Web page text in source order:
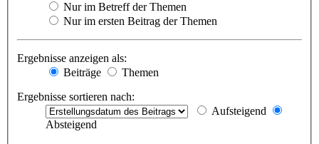
Nur im Betreff der Themen
Nur im ersten Beitrag der Themen
Ergebnisse anzeigen als:
Beiträge
Themen
Ergebnisse sortieren nach:
Aufsteigend
Absteigend